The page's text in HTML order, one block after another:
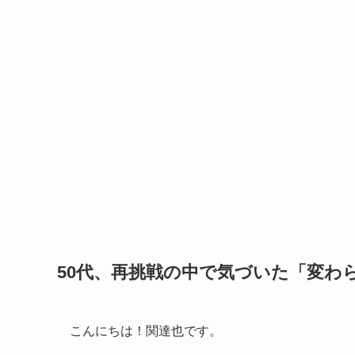
50代、再挑戦の中で気づいた「変わ
こんにちは！関達也です。